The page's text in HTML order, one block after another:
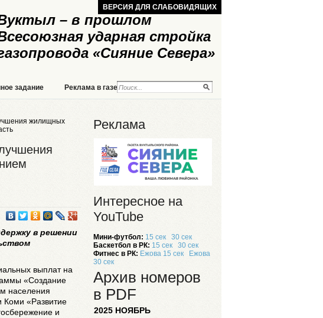
– в прошлом
ударная стройка
«Сияние Севера»
ВЕРСИЯ ДЛЯ СЛАБОВИДЯЩИХ
задание Реклама в газете Реклама на сайте
жилищных
в решении
выплат на
«Создание
населения
Коми «Развитие
и
Реклама
Интересное на
YouTube
Мини-футбол: 15 сек
30 сек
Баскетбол в РК: 15 сек
30 сек
Фитнес в РК: Ежова 15 сек
Ежова
30 сек
Архив номеров
в PDF
2025 НОЯБРЬ